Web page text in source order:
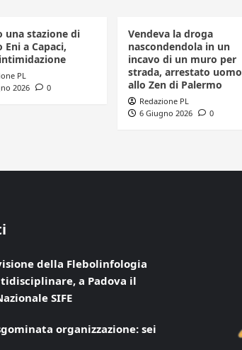
una stazione di
Eni a Capaci,
PL
2026
0
Vendeva la droga
nascondendola in un
incavo di un muro per
strada, arrestato uomo
allo Zen di Palermo
Redazione PL
6 Giugno 2026
0
della Flebolinfologia
a Padova il
SIFE
organizzazione: sei